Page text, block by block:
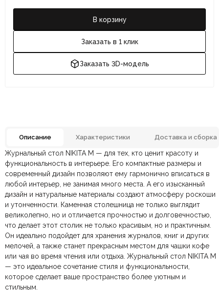
В корзину
Заказать в 1 клик
Заказать 3D-модель
Описание Характеристики Доставка и сборка
Журнальный стол NIKITA M — для тех, кто ценит красоту и
функциональность в интерьере. Его компактные размеры и
современный дизайн позволяют ему гармонично вписаться в
любой интерьер, не занимая много места. А его изысканный
дизайн и натуральные материалы создают атмосферу роскоши
и утонченности. Каменная столешница не только выглядит
великолепно, но и отличается прочностью и долговечностью,
что делает этот столик не только красивым, но и практичным.
Он идеально подойдет для хранения журналов, книг и других
мелочей, а также станет прекрасным местом для чашки кофе
или чая во время чтения или отдыха. Журнальный стол NIKITA M
— это идеальное сочетание стиля и функциональности,
которое сделает ваше пространство более уютным и
стильным.
Цвет Белый, Хром
Материал
Металл, Натуральный
камень
Размеры ШxГxВ 600х600х420 мм.
Тип дизайна
Современный,
Итальянский, Модерн
Стиль
Арт-Деко, Итальянский,
Лофт, Минимализм,
Модерн, Скандинавский,
Современный, Хай-тек,
По всей России:отправляем через транспортную
компаниюСДЭК. Срок доставки —до 7 дней.
По Москве и Санкт-Петербургу:быстрая
Яндекс.Доставка— доставка в день заказа.
Оплата в салоне-магазине — наличными или картой
при самовывозе.
Безналичная оплата по счёту— для юридических и
физических лиц.
Онлайн оплата картой— быстрая и безопасная через
сайт.
Отзывов ещё нет. Напишите первым.
Ваша общая оценка
Заголовок вашего отзыва